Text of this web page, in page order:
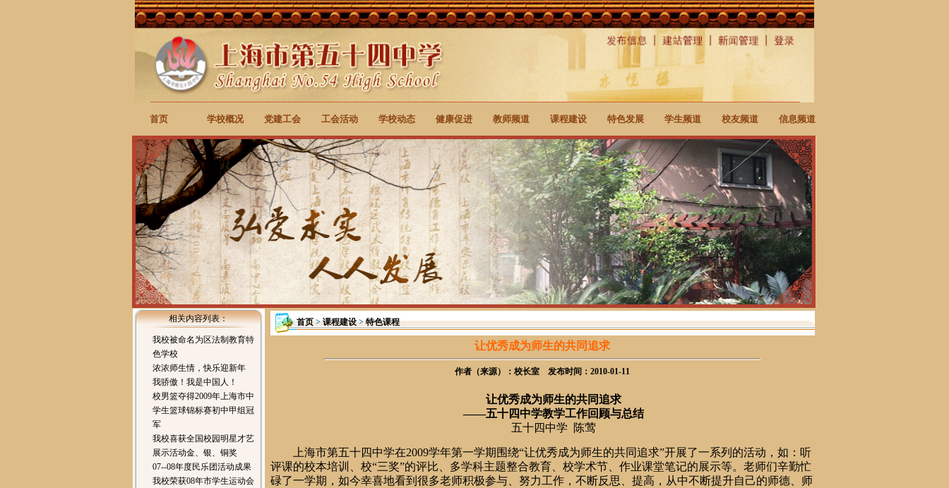
首页 学校概况 党建工会 工会活动 学校动态 健康促进 教师频道 课程建设 特色发展 学生频道 校友频道 信息频道
相关内容列表：
我校被命名为区法制教育特
色学校
浓浓师生情，快乐迎新年
我骄傲！我是中国人！
校男篮夺得2009年上海市中
学生篮球锦标赛初中甲组冠
军
我校喜获全国校园明星才艺
展示活动金、银、铜奖
07--08年度民乐团活动成果
我校荣获08年市学生运动会
首页>课程建设>特色课程
让优秀成为师生的共同追求
作者（来源）：校长室 发布时间：2010-01-11
让优秀成为师生的共同追求
——五十四中学教学工作回顾与总结
五十四中学
陈莺
上海市第五十四中学在2009学年第一学期围绕“让优秀成为师生的共同追求”开展了一系列的活动，如：听
评课的校本培训、校“三奖”的评比、多学科主题整合教育、校学术节、作业课堂笔记的展示等。老师们辛勤忙
碌了一学期，如今幸喜地看到很多老师积极参与、努力工作，不断反思、提高，从中不断提升自己的师德、师